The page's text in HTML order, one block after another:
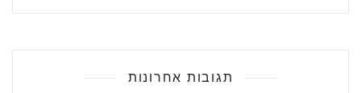
תגובות אחרונות